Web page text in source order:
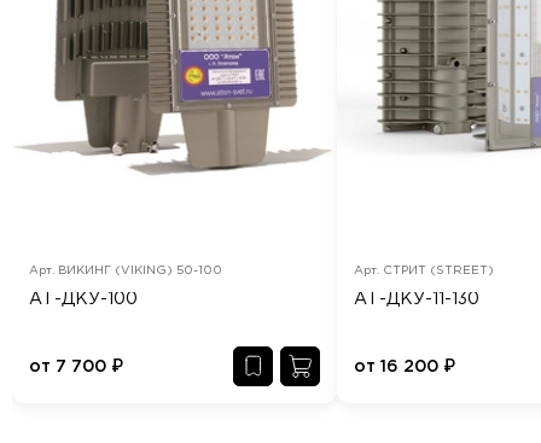
Арт. ВИКИНГ (VIKING) 50-100
АТ-ДКУ-100
от 7 700 ₽
Арт. СТРИТ (STREET)
АТ-ДКУ-11-130
от 16 200 ₽